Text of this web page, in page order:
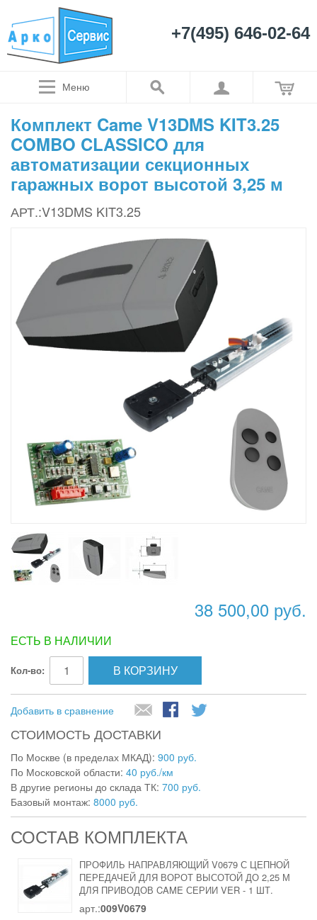
+7(495) 646-02-64
Меню
Комплект Came V13DMS KIT3.25
COMBO CLASSICO для
автоматизации секционных
гаражных ворот высотой 3,25 м
АРТ.:V13DMS KIT3.25
38 500,00 руб.
ЕСТЬ В НАЛИЧИИ
Кол-во: В КОРЗИНУ
Добавить в сравнение
СТОИМОСТЬ ДОСТАВКИ
По Москве (в пределах МКАД): 900 руб.
По Московской области: 40 руб./км
В другие регионы до склада ТК: 700 руб.
Базовый монтаж: 8000 руб.
СОСТАВ КОМПЛЕКТА
ПРОФИЛЬ НАПРАВЛЯЮЩИЙ V0679 С ЦЕПНОЙ
ПЕРЕДАЧЕЙ ДЛЯ ВОРОТ ВЫСОТОЙ ДО 2,25 М
ДЛЯ ПРИВОДОВ CAME СЕРИИ VER - 1 ШТ.
арт.:009V0679